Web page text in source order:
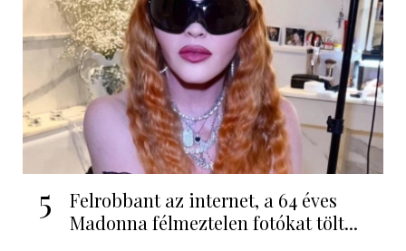
5
Felrobbant az internet, a 64 éves
Madonna félmeztelen fotókat tölt...